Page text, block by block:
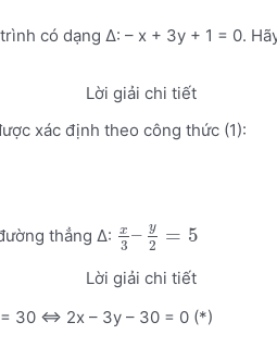
có dạng Δ: – x + 3y + 1 = 0.
Lời giải chi tiết
xác định theo công thức (1):
thẳng Δ: x
3 – y
2 = 5
Lời giải chi tiết
30 <=> 2x – 3y – 30 = 0 (*)